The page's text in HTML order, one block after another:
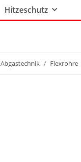
Hitzeschutz
Abgastechnik Flexrohre